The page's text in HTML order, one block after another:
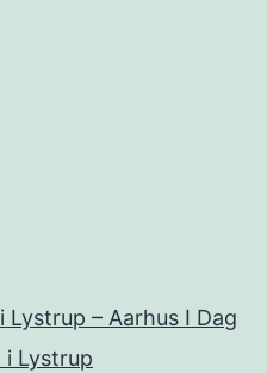
– Aarhus I Dag
i Lystrup